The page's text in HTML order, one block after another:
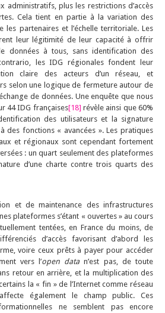
administratifs, plus les restrictions d’accès
Cela tient en partie à la variation des
les partenaires et l’échelle territoriale. Les
leur légitimité de leur capacité à offrir
données à tous, sans identification des
les IDG régionales fondent leur
claire des acteurs d’un réseau, et
selon une logique de fermeture autour de
de données. Une enquête que nous
44 IDG françaises[18] révèle ainsi que 60%
des utilisateurs et la signature
des fonctions « avancées ». Les pratiques
et régionaux sont cependant fortement
: un quart seulement des plateformes
d’une charte contre trois quarts des
et de maintenance des infrastructures
plateformes s’étant « ouvertes » au cours
tentées, en France du moins, de
d’accès favorisant d’abord les
voire ceux prêts à payer pour accéder
vers l’open datan’est pas, de toute
retour en arrière, et la multiplication des
la « fin » de l’Internet comme réseau
également le champ public. Ces
ne semblent pas encore